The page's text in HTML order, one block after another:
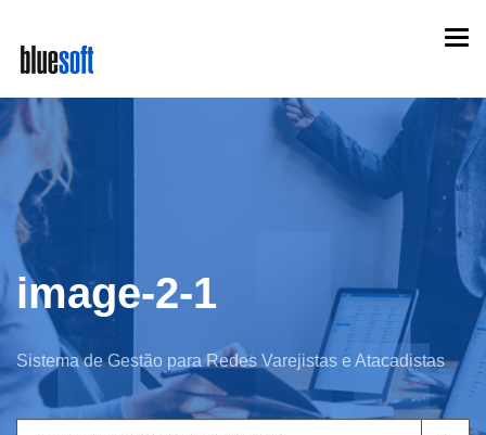
main
content
image-2-1
Sistema de Gestão para Redes Varejistas e Atacadistas